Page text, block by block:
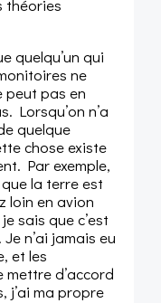
théories
quelqu’un qui
ne
peut pas en
Lorsqu’on n’a
quelque
chose existe
Par exemple,
la terre est
loin en avion
sais que c’est
n’ai jamais eu
et les
mettre d’accord
j’ai ma propre